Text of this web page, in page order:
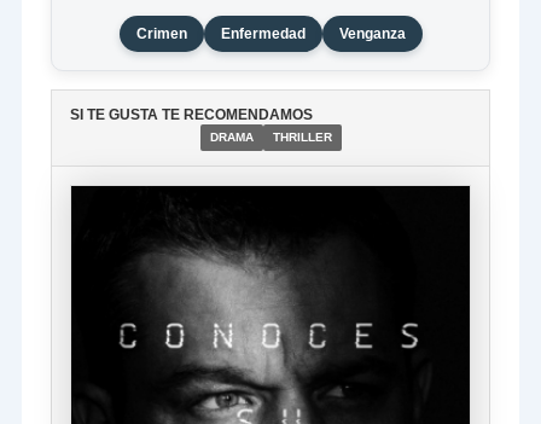
Crimen Enfermedad Venganza
SI TE GUSTA TE RECOMENDAMOS
DRAMA THRILLER